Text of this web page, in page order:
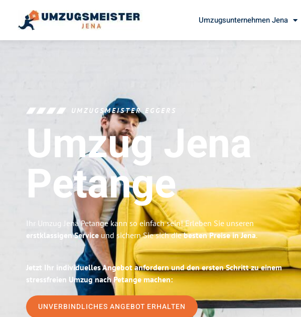
Umzugsunternehmen Jena
UMZUGSMEISTER EGGERS
Umzug Jena
Petange
Ihr Umzug Jena Petange kann so einfach sein! Erleben Sie unseren
erstklassigen Service und sichern Sie sich diebesten Preise in Jena.
Jetzt Ihr individuelles Angebot anfordern und den ersten Schritt zu einem
stressfreien Umzug nach Petange machen:
UNVERBINDLICHES ANGEBOT ERHALTEN